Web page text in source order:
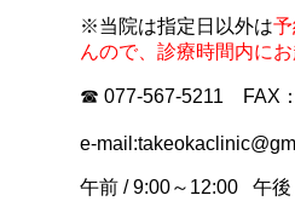
※当院は指定日以外は
んので、診療時間内に
☎ 077-567-5211 FAX
e-mail:
午前 / 9:00～12:00 午後